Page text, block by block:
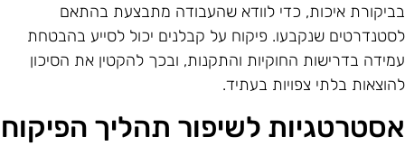
איכות, כדי לוודא שהעבודה מתבצעת בהתאם
שנקבעו. פיקוח על קבלנים יכול לסייע בהבטחת
בדרישות החוקיות והתקנות, ובכך להקטין את הסיכון
בלתי צפויות בעתיד.
לשיפור תהליך הפיקוח